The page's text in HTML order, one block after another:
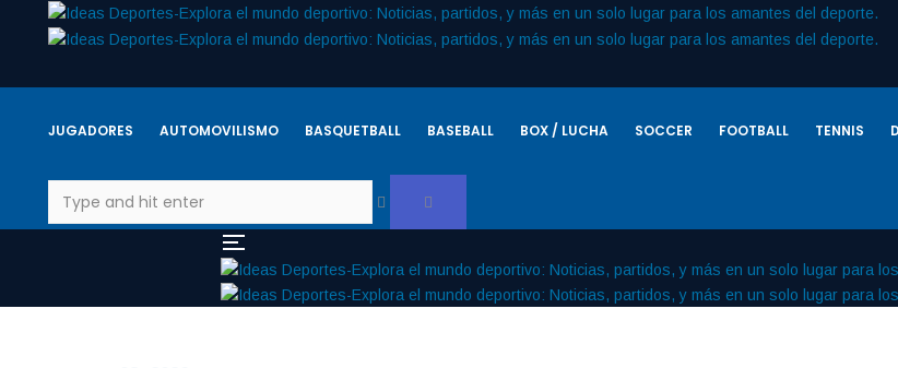
JUGADORES AUTOMOVILISMO BASQUETBALL BASEBALL BOX / LUCHA SOCCER FOOTBALL TENNIS